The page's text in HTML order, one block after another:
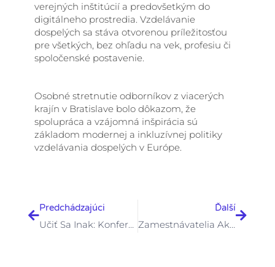
verejných inštitúcií a predovšetkým do
digitálneho prostredia. Vzdelávanie
dospelých sa stáva otvorenou príležitosťou
pre všetkých, bez ohľadu na vek, profesiu či
spoločenské postavenie.
Osobné stretnutie odborníkov z viacerých
krajín v Bratislave bolo dôkazom, že
spolupráca a vzájomná inšpirácia sú
základom modernej a inkluzívnej politiky
vzdelávania dospelých v Európe.
Predchádzajúci
Učiť Sa Inak: Konferencia Ukázala Nové Cesty Vzdelávania Dospelých
Ďalší
Zamestnávatelia Ako Kľúčoví Partneri V Rozvoji Základných Zručností Dospelých